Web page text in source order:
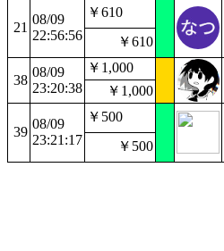
21
08/09
22:56:56
￥610
￥610
38
08/09
23:20:38
￥1,000
￥1,000
39
08/09
23:21:17
￥500
￥500